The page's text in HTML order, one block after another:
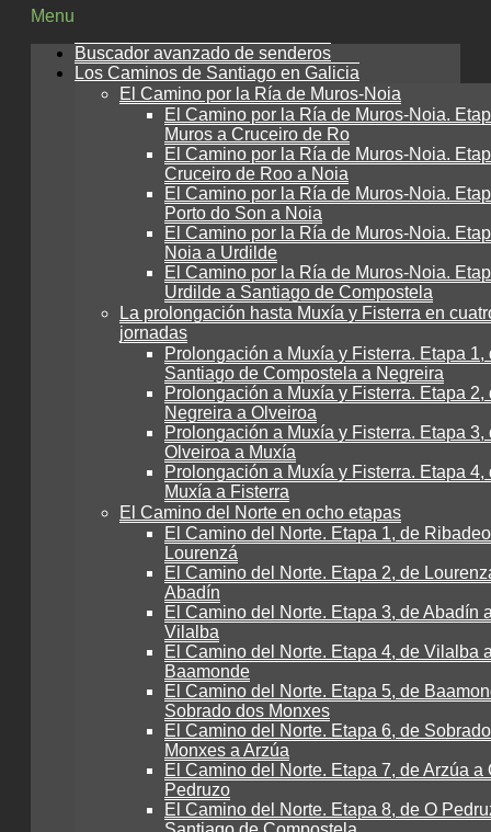
Menu
Buscador avanzado de senderos
Los Caminos de Santiago en Galicia
El Camino por la Ría de Muros-Noia
El Camino por la Ría de Muros-Noia.
Muros a Cruceiro de Ro
El Camino por la Ría de Muros-Noia.
Cruceiro de Roo a Noia
El Camino por la Ría de Muros-Noia.
Porto do Son a Noia
El Camino por la Ría de Muros-Noia.
Noia a Urdilde
El Camino por la Ría de Muros-Noia.
Urdilde a Santiago de Compostela
La prolongación hasta Muxía y Fisterra en
jornadas
Prolongación a Muxía y Fisterra. Etapa 1,
Santiago de Compostela a Negreira
Prolongación a Muxía y Fisterra. Etapa 2,
Negreira a Olveiroa
Prolongación a Muxía y Fisterra. Etapa 3,
Olveiroa a Muxía
Prolongación a Muxía y Fisterra. Etapa 4,
Muxía a Fisterra
El Camino del Norte en ocho etapas
El Camino del Norte. Etapa 1, de
Lourenzá
El Camino del Norte. Etapa 2, de
Abadín
El Camino del Norte. Etapa 3, de Abadín
Vilalba
El Camino del Norte. Etapa 4, de Vilalba
Baamonde
El Camino del Norte. Etapa 5, de
Sobrado dos Monxes
El Camino del Norte. Etapa 6, de
Monxes a Arzúa
El Camino del Norte. Etapa 7, de Arzúa a
Pedruzo
El Camino del Norte. Etapa 8, de O